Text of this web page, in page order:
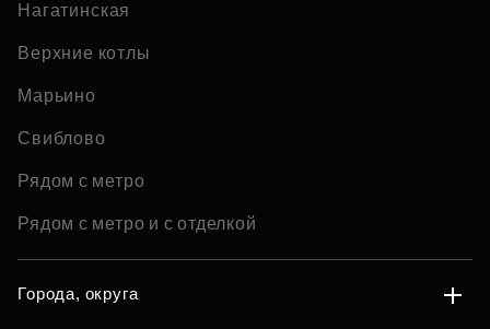
Нагатинская
Верхние котлы
Марьино
Свиблово
Рядом с метро
Рядом с метро и с отделкой
Города, округа